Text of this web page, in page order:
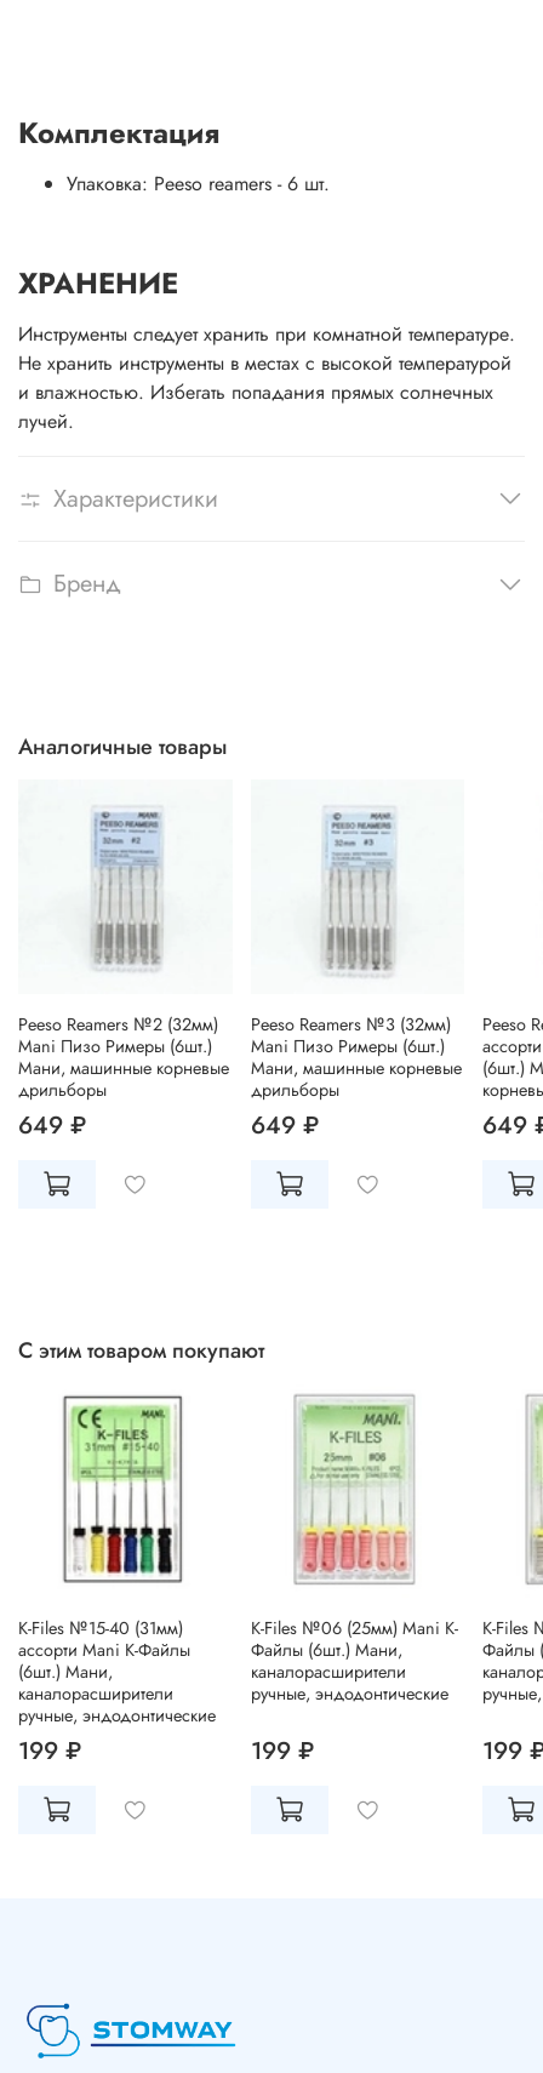
Комплектация
Упаковка: Peeso reamers - 6 шт.
ХРАНЕНИЕ
Инструменты следует хранить при комнатной температуре.
Не хранить инструменты в местах с высокой температурой
и влажностью. Избегать попадания прямых солнечных
лучей.
Характеристики
Бренд
Аналогичные товары
Peeso Reamers №2 (32мм)
Mani Пизо Римеры (6шт.)
Мани, машинные корневые
дрильборы
649 ₽
Peeso Reamers №3 (32мм)
Mani Пизо Римеры (6шт.)
Мани, машинные корневые
дрильборы
649 ₽
Peeso
(6шт.)
649
С этим товаром покупают
K-Files №15-40 (31мм)
ассорти Mani К-Файлы
(6шт.) Мани,
каналорасширители
ручные, эндодонтические
199 ₽
K-Files №06 (25мм) Mani К-
Файлы (6шт.) Мани,
каналорасширители
ручные, эндодонтические
199 ₽
K-Files
Файлы
199